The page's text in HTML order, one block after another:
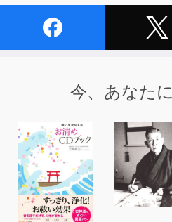
「スピードラーニング英語」作
私自身が英語を学んできた経
ました。聞き流す英語の威力
だからです。
スピードラーニングのサービ
念ながらそのいのちをわから
とに申し訳なさでいっぱいで
今、あなた